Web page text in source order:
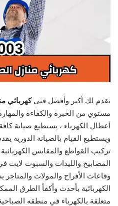
نقدم لك أكبر وأفضل فني كهربائي
مستوي من الخبرة والكفاءة
أعطال الكهرباء ، يستطيع صيانة كافة
ويستطيع القيام بالصيانة الدورية
تركيب القواطع والمقابس
المصابيح والليدات والسبوت لايت
وقاعات الأفراح والمولات
الكهربائية بأحدث وأكفأ الطرق
متعلقة بالكهرباء في منطقه